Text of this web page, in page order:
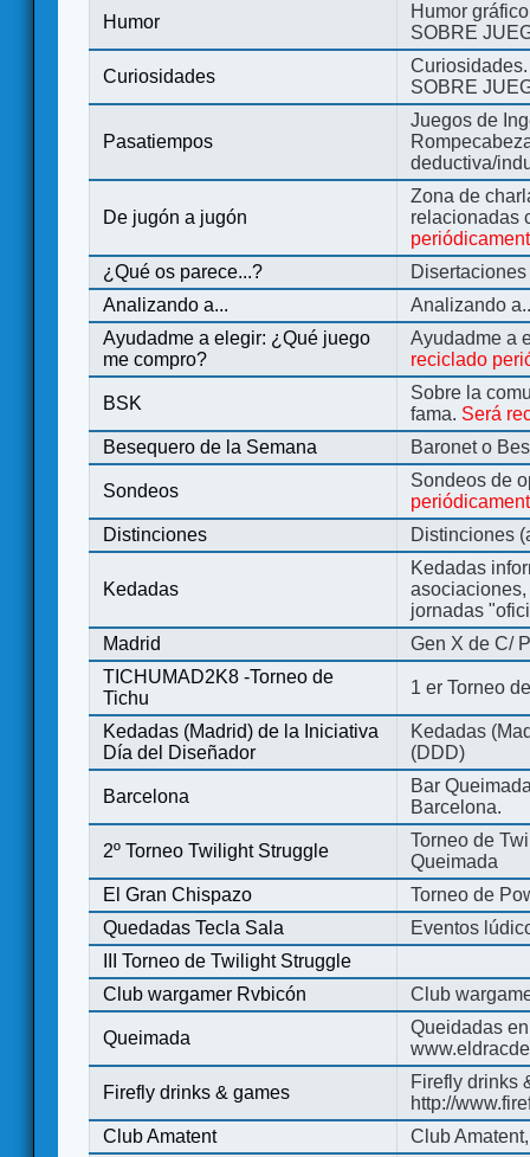
Humor
Humor
SOBRE
Curiosidades
SOBRE
Pasatiempos
Juegos de
deductiva/
De jugón a jugón
Zona de
relacionadas
¿Qué os parece...?
Analizando a...
Analizando
Ayudadme a elegir: ¿Qué juego
me compro?
Ayudadme a
reciclado
BSK
Sobre la
fama. Será
Besequero de la Semana
Baronet o
Sondeos
Sondeos de
Distinciones
Distinciones
Kedadas
Kedadas
jornadas
Madrid
Gen X de C/
TICHUMAD2K8 -Torneo de
Tichu
1 er Torneo
Kedadas (Madrid) de la Iniciativa
Día del Diseñador
Kedadas
(DDD)
Barcelona
Bar
Barcelona.
2º Torneo Twilight Struggle
Torneo de
Queimada
El Gran Chispazo
Torneo de
Quedadas Tecla Sala
Eventos
III Torneo de Twilight Struggle
Club wargamer Rvbicón
Club
Queimada
Queidadas
Firefly drinks & games
Firefly drinks
http://
Club Amatent
Club